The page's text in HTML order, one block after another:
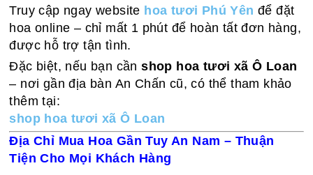
Truy cập ngay website hoa tươi Phú Yên để đặt
hoa online – chỉ mất 1 phút để hoàn tất đơn hàng,
được hỗ trợ tận tình.
Đặc biệt, nếu bạn cầnshop hoa tươi xã Ô Loan
– nơi gần địa bàn An Chấn cũ, có thể tham khảo
thêm tại:
shop hoa tươi xã Ô Loan
Địa Chỉ Mua Hoa Gần Tuy An Nam – Thuận
Tiện Cho Mọi Khách Hàng